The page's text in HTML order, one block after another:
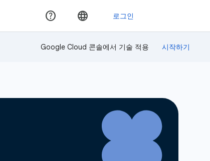
Google Cloud 콘솔에서 기술 적용